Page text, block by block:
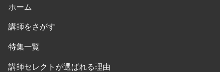
ホーム
講師をさがす
特集一覧
講師セレクトが選ばれる理由